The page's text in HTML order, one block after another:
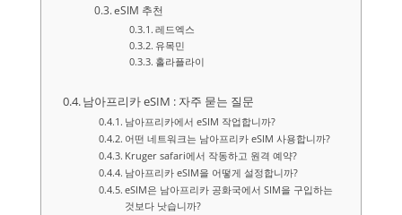
eSIM 추천
레드엑스
유목민
홀라플라이
남아프리카 eSIM : 자주 묻는 질문
남아프리카에서 eSIM 작업합니까?
어떤 네트워크는 남아프리카 eSIM 사용합니까?
Kruger safari에서 작동하고 원격 예약?
남아프리카 eSIM을 어떻게 설정합니까?
eSIM은 남아프리카 공화국에서 SIM을 구입하는
것보다 낫습니까?